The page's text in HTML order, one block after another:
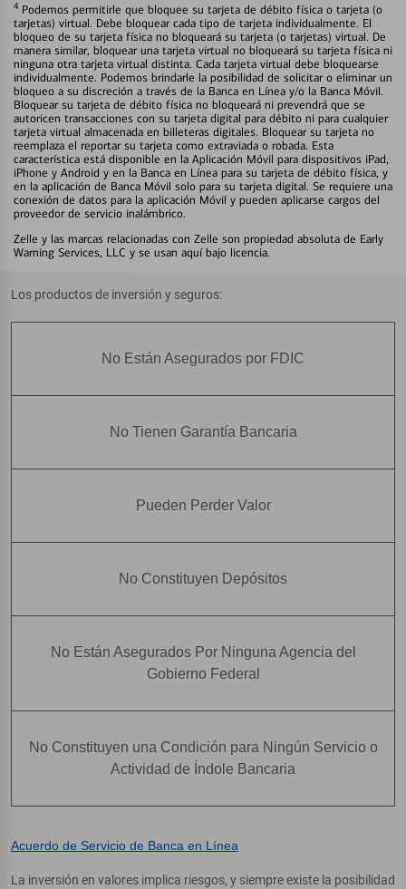
4 Podemos permitirle que bloquee su tarjeta de débito física o tarjeta (o
tarjetas) virtual. Debe bloquear cada tipo de tarjeta individualmente. El
bloqueo de su tarjeta física no bloqueará su tarjeta (o tarjetas) virtual. De
manera similar, bloquear una tarjeta virtual no bloqueará su tarjeta física ni
ninguna otra tarjeta virtual distinta. Cada tarjeta virtual debe bloquearse
individualmente. Podemos brindarle la posibilidad de solicitar o eliminar un
bloqueo a su discreción a través de la Banca en Línea y/o la Banca Móvil.
Bloquear su tarjeta de débito física no bloqueará ni prevendrá que se
autoricen transacciones con su tarjeta digital para débito ni para cualquier
tarjeta virtual almacenada en billeteras digitales. Bloquear su tarjeta no
reemplaza el reportar su tarjeta como extraviada o robada. Esta
característica está disponible en la Aplicación Móvil para dispositivos iPad,
iPhone y Android y en la Banca en Línea para su tarjeta de débito física, y
en la aplicación de Banca Móvil solo para su tarjeta digital. Se requiere una
conexión de datos para la aplicación Móvil y pueden aplicarse cargos del
proveedor de servicio inalámbrico.
Zelle y las marcas relacionadas con Zelle son propiedad absoluta de Early
Warning Services, LLC y se usan aquí bajo licencia.
Los productos de inversión y seguros:
No Están Asegurados por FDIC
No Tienen Garantía Bancaria
Pueden Perder Valor
No Constituyen Depósitos
No Están Asegurados Por Ninguna Agencia del
Gobierno Federal
No Constituyen una Condición para Ningún Servicio o
Actividad de Índole Bancaria
Acuerdo de Servicio de Banca en Línea
La inversión en valores implica riesgos, y siempre existe la posibilidad